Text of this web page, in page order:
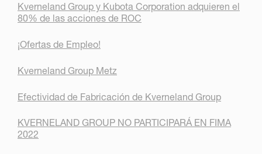
Kverneland Group y Kubota Corporation adquieren el
80% de las acciones de ROC
¡Ofertas de Empleo!
Kverneland Group Metz
Efectividad de Fabricación de Kverneland Group
KVERNELAND GROUP NO PARTICIPARÁ EN FIMA
2022